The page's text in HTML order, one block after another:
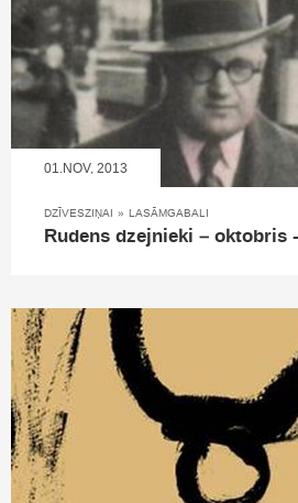
01.NOV, 2013
DZĪVESZIŅAI » LASĀMGABALI
Rudens dzejnieki – oktobris